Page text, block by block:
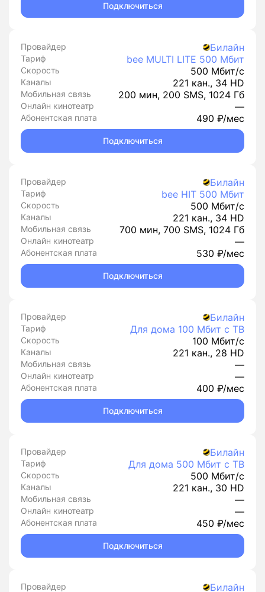
Подключиться
Провайдер Билайн
Тариф bee MULTI LITE 500 Мбит
Скорость 500 Мбит/с
Каналы 221 кан., 34 HD
Мобильная связь 200 мин, 200 SMS, 1024 Гб
Онлайн кинотеатр —
Абонентская плата 490 ₽/мес
Подключиться
Провайдер Билайн
Тариф bee HIT 500 Мбит
Скорость 500 Мбит/с
Каналы 221 кан., 34 HD
Мобильная связь 700 мин, 700 SMS, 1024 Гб
Онлайн кинотеатр —
Абонентская плата 530 ₽/мес
Подключиться
Провайдер Билайн
Тариф Для дома 100 Мбит с ТВ
Скорость 100 Мбит/с
Каналы 221 кан., 28 HD
Мобильная связь —
Онлайн кинотеатр —
Абонентская плата 400 ₽/мес
Подключиться
Провайдер Билайн
Тариф Для дома 500 Мбит с ТВ
Скорость 500 Мбит/с
Каналы 221 кан., 30 HD
Мобильная связь —
Онлайн кинотеатр —
Абонентская плата 450 ₽/мес
Подключиться
Провайдер Билайн